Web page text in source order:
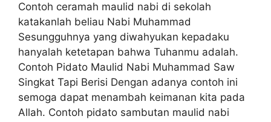
Contoh ceramah maulid nabi di sekolah
katakanlah beliau Nabi Muhammad
Sesungguhnya yang diwahyukan kepadaku
hanyalah ketetapan bahwa Tuhanmu adalah.
Contoh Pidato Maulid Nabi Muhammad Saw
Singkat Tapi Berisi Dengan adanya contoh ini
semoga dapat menambah keimanan kita pada
Allah. Contoh pidato sambutan maulid nabi